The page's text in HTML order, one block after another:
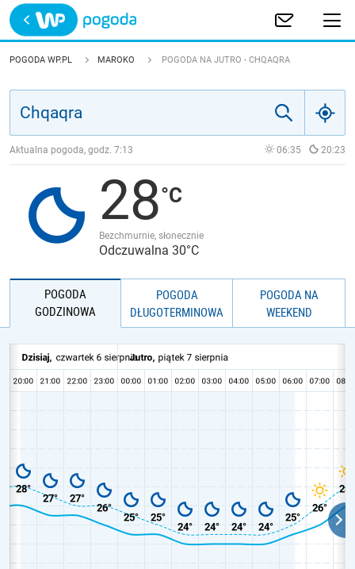
Trwa ładowanie
POLSKA
JAKOŚĆ POWIETRZA
POGODA WP.PL MAROKO POGODA NA JUTRO - CHQAQRA
Aktualna pogoda, godz. 7:13 06:35 20:23
28
Bezchmurnie, słonecznie
Odczuwalna 30°C
POGODA
GODZINOWA
POGODA
DŁUGOTERMINOWA
POGODA NA
WEEKEND